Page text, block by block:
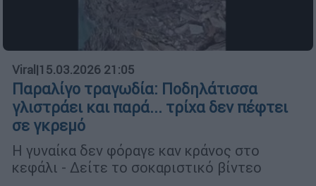
Viral |15.03.2026 21:05
Παραλίγο τραγωδία: Ποδηλάτισσα
γλιστράει και παρά... τρίχα δεν πέφτει
σε γκρεμό
Η γυναίκα δεν φόραγε καν κράνος στο
κεφάλι - Δείτε το σοκαριστικό βίντεο